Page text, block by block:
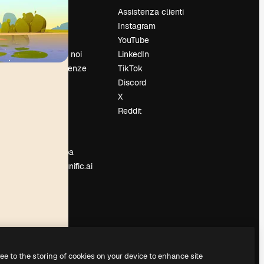
Prezzi
Chi siamo
Recensioni
Lavora con noi
Cerca tendenze
Sala stampa
Cerchi magnific.ai
Assistenza clienti
Instagram
YouTube
LinkedIn
TikTok
Discord
X
Reddit
to the storing of cookies on your device to enhance site